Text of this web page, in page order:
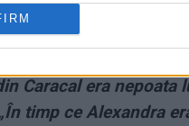
la 112 a fost
Caracal era nepoata
timp ce Alexandra